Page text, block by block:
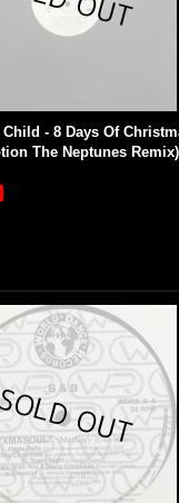
Child - 8 Days Of
The Neptunes Remix)